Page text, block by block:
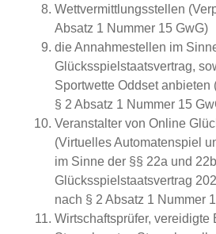
Wettvermittlungsstellen
Absatz 1 Nummer 15 GwG)
die Annahmestellen im
Glücksspielstaatsvertrag,
Sportwette Oddset anbieten
§ 2 Absatz 1 Nummer 15
Veranstalter von Online
(Virtuelles Automatenspiel
im Sinne der §§ 22a und 22b
Glücksspielstaatsvertrag
nach § 2 Absatz 1 Nummer
Wirtschaftsprüfer, vereidigte